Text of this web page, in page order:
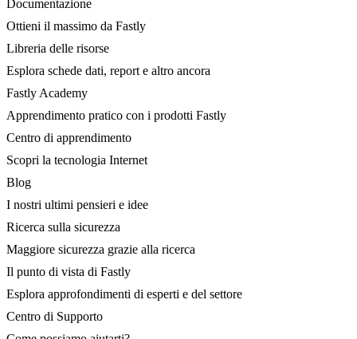
Documentazione
Ottieni il massimo da Fastly
Libreria delle risorse
Esplora schede dati, report e altro ancora
Fastly Academy
Apprendimento pratico con i prodotti Fastly
Centro di apprendimento
Scopri la tecnologia Internet
Blog
I nostri ultimi pensieri e idee
Ricerca sulla sicurezza
Maggiore sicurezza grazie alla ricerca
Il punto di vista di Fastly
Esplora approfondimenti di esperti e del settore
Centro di Supporto